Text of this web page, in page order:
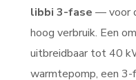
libbi 3-fase — voor
hoog verbruik. Een
uitbreidbaar tot 40
warmtepomp, een 3-